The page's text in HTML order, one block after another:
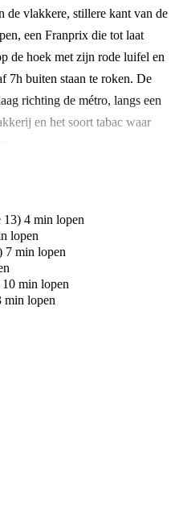
friends who want Paris without
you is the quiet — a real
de vlakkere, stillere kant van de
een Franprix die tot laat
de hoek met zijn rode luifel en
7h buiten staan te roken. De
richting de métro, langs een
en het soort tabac waar
op dinsdag en vrijdag — een
olijven. Haal een zak
of een warme msemen bij de
Het is het soort markt
nog steeds doen.
13) 4 min lopen
lopen
7 min lopen
10 min lopen
min lopen